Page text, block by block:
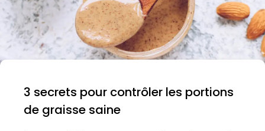
3 secrets pour contrôler les portions
de graisse saine